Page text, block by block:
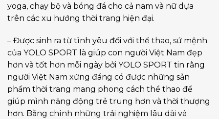
yoga, chạy bộ và bóng đá cho cả nam và nữ dựa
trên các xu hướng thời trang hiện đại.
– Được sinh ra từ tình yêu đối với thể thao, sứ mệnh
của YOLO SPORT là giúp con người Việt Nam đẹp
hơn và tốt hơn mỗi ngày bởi YOLO SPORT tin rằng
người Việt Nam xứng đáng có được những sản
phẩm thời trang mang phong cách thể thao để
giúp mình năng động trẻ trung hơn và thời thượng
hơn. Bằng chính những trải nghiệm lâu dài và